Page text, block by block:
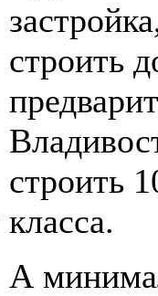
строить
строить
класса.
А